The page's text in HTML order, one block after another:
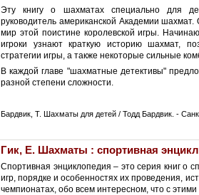
Эту книгу о шахматах специально для
руководитель американской Академии
мир этой поистине королевской игры.
игроки узнают краткую историю шахмат,
стратегии игры, а также некоторые сильные
В каждой главе "шахматные детективы"
разной степени сложности.
Бардвик, Т. Шахматы для детей / Тодд Бардвик. -
Гик, Е. Шахматы : спортивная
Спортивная энциклопедия – это серия книг о
игр, порядке и особенностях их проведения,
чемпионатах, обо всем интересном, что с этими